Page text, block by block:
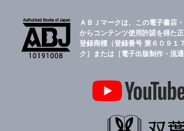
ＡＢＪマークは、この電子書店
からコンテンツ使用許諾を得た
登録商標（登録番号 第６０９１
ク］または［電子出版制作・流